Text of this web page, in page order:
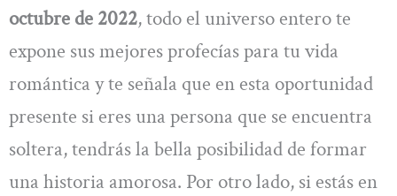
octubre de 2022, todo el universo entero te
expone sus mejores profecías para tu vida
romántica y te señala que en esta oportunidad
presente si eres una persona que se encuentra
soltera, tendrás la bella posibilidad de formar
una historia amorosa. Por otro lado, si estás en